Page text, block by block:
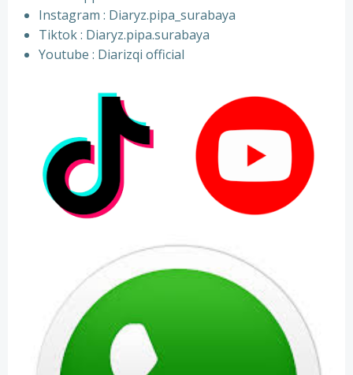
⁠Instagram : Diaryz.pipa_surabaya
⁠Tiktok : Diaryz.pipa.surabaya
⁠Youtube : Diarizqi official